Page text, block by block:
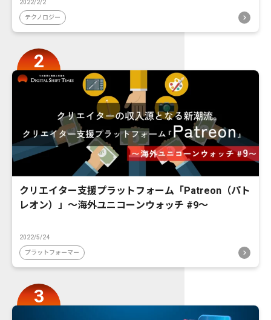
2022/2/2
テクノロジー
クリエイター支援プラットフォーム「Patreon（パト
レオン）」〜海外ユニコーンウォッチ #9〜
2022/5/24
プラットフォーマー